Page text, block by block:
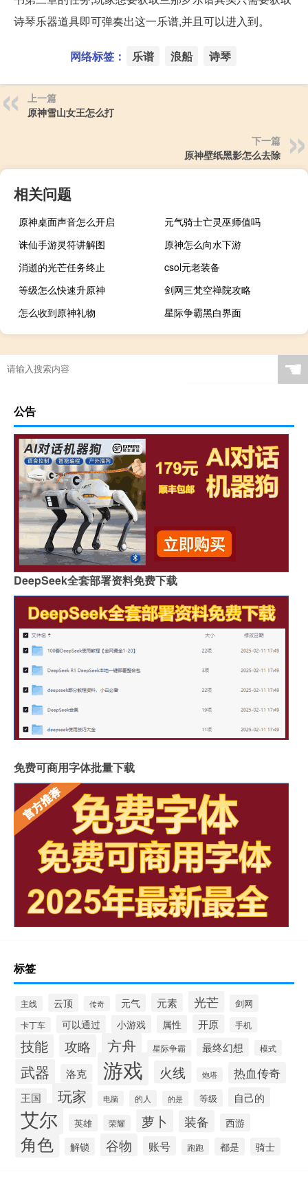
诗琴乐器道具即可弹奏出这一乐谱,并且可以进入到。
网络标签： 乐谱 浪船 诗琴
上一篇
原神雪山女王怎么打
下一篇
原神壁纸黑影怎么去除
相关问题
原神桌面声音怎么开启
元气骑士亡灵巫师值吗
诛仙手游灵符讲解图
原神怎么向水下游
消逝的光芒任务终止
csol元老装备
等级怎么快速升原神
剑网三梵空禅院攻略
怎么收到原神礼物
星际争霸黑白界面
☚
公告
DeepSeek全套部署资料免费下载
免费可商用字体批量下载
标签
主线 云顶 传奇 元气 元素 光芒 剑网
卡丁车 可以通过 小游戏 属性 开原 手机
技能 攻略 方舟 星际争霸 最终幻想 模式
武器 洛克 游戏 火线 炮塔 热血传奇
王国 玩家 电脑 的人 的是 等级 自己的
艾尔 英雄 荣耀 萝卜 装备 西游
角色 解锁 谷物 账号 跑跑 都是 骑士